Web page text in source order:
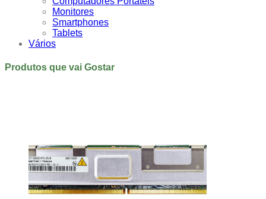
Monitores
Smartphones
Tablets
Vários
Produtos que vai Gostar